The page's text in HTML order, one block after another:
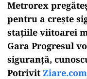
Metrorex
pentru a crește
stațiile viitoarei
Gara Progresul
siguranță,
Potrivit Ziare.com